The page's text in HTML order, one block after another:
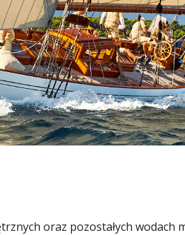
oraz pozostałych wodach